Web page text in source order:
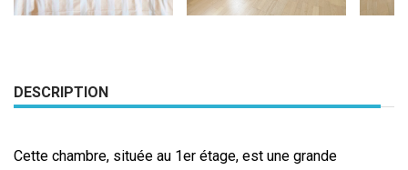
DESCRIPTION
Cette chambre, située au 1er étage, est une grande